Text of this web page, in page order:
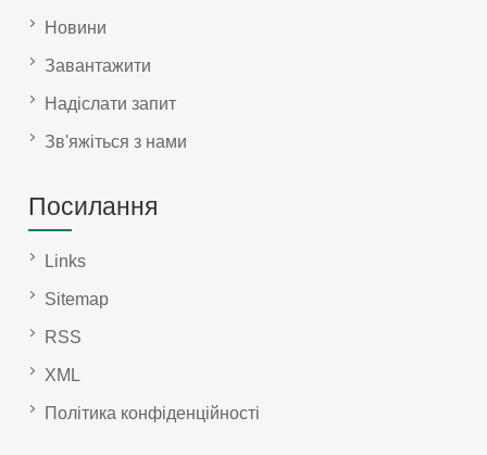
Новини
Завантажити
Надіслати запит
Зв'яжіться з нами
Посилання
Links
Sitemap
RSS
XML
Політика конфіденційності